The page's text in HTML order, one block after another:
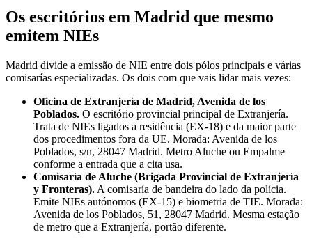
Os escritórios em Madrid que mesmo
emitem NIEs
Madrid divide a emissão de NIE entre dois pólos principais e várias
comisarías especializadas. Os dois com que vais lidar mais vezes:
Oficina de Extranjería de Madrid, Avenida de los
Poblados. O escritório provincial principal de Extranjería.
Trata de NIEs ligados a residência (EX-18) e da maior parte
dos procedimentos fora da UE. Morada: Avenida de los
Poblados, s/n, 28047 Madrid. Metro Aluche ou Empalme
conforme a entrada que a cita usa.
Comisaría de Aluche (Brigada Provincial de Extranjería
y Fronteras). A comisaría de bandeira do lado da polícia.
Emite NIEs autónomos (EX-15) e biometria de TIE. Morada:
Avenida de los Poblados, 51, 28047 Madrid. Mesma estação
de metro que a Extranjería, portão diferente.